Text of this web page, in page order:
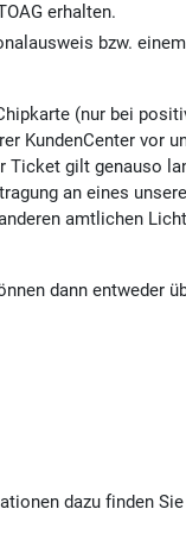
erhalten.
bzw.
(nur bei
KundenCenter vor
gilt genauso
an eines
amtlichen
dann entweder
dazu finden